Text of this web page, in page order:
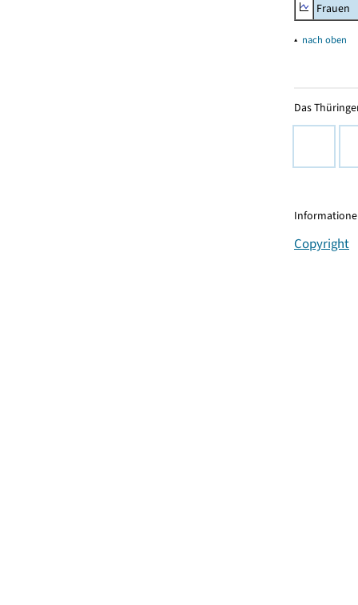
Frauen
▴ nach oben
Das
Copyright